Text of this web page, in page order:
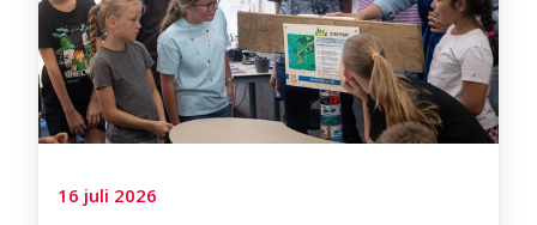
16 juli 2026